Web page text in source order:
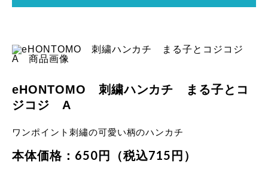
eHONTOMO 刺繍ハンカチ まる子とコ
ジコジ A
ワンポイント刺繡の可愛い柄のハンカチ
本体価格：650円（税込715円）